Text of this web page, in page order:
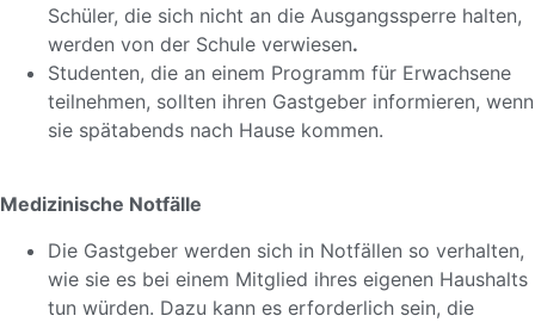
Schüler, die sich nicht an die Ausgangssperre halten,
werden von der Schule verwiesen.
Studenten, die an einem Programm für Erwachsene
teilnehmen, sollten ihren Gastgeber informieren, wenn
sie spätabends nach Hause kommen.
Medizinische Notfälle
Die Gastgeber werden sich in Notfällen so verhalten,
wie sie es bei einem Mitglied ihres eigenen Haushalts
tun würden. Dazu kann es erforderlich sein, die